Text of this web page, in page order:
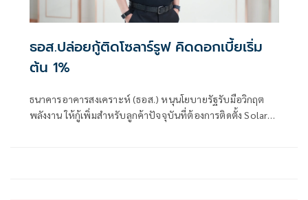
ธอส.ปล่อยกู้ติดโซลาร์รูฟ คิดดอกเบี้ยเริ่ม
ต้น 1%
ธนาคารอาคารสงเคราะห์ (ธอส.) หนุนโยบายรัฐรับมือวิกฤต
พลังงาน ให้กู้เพิ่มสำหรับลูกค้าปัจจุบันที่ต้องการติดตั้ง Solar